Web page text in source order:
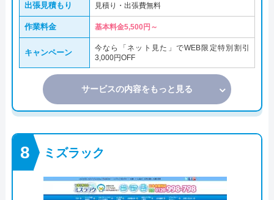
出張見積もり 見積り・出張費無料
作業料金 基本料金5,500円～
キャンペーン
今なら「ネット見た」でWEB限定特別割引
3,000円OFF
サービスの内容をもっと見る
ミズラック